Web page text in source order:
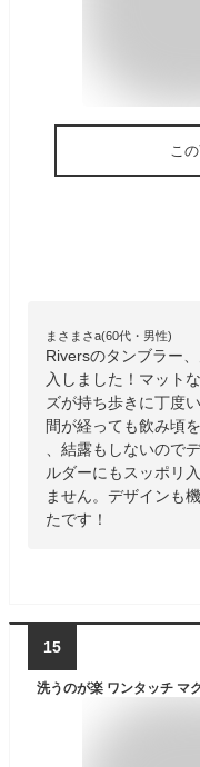
こ
まさまさa(60代・男性)
Riversのタンブラー
入しました！マット
ズが持ち歩きに丁度
間が経っても飲み頃
、結露もしないので
ルダーにもスッポリ
ません。デザインも
たです！
15